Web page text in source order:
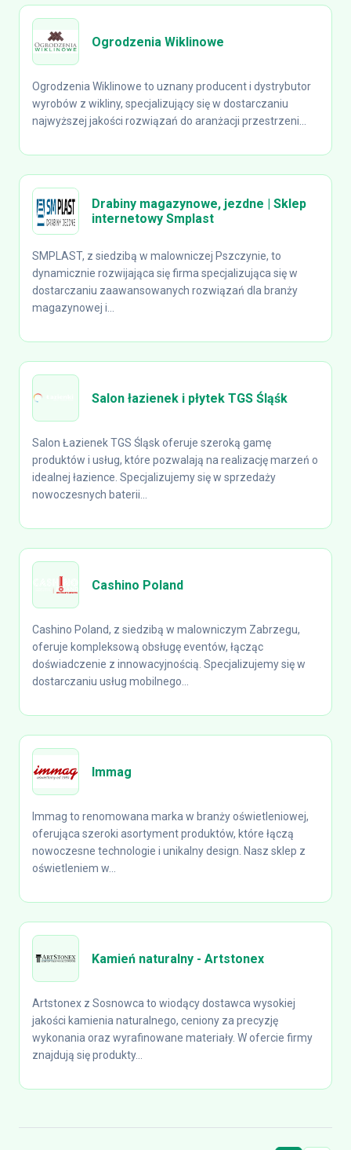
Ogrodzenia Wiklinowe
Ogrodzenia Wiklinowe to uznany producent i dystrybutor
wyrobów z wikliny, specjalizujący się w dostarczaniu
najwyższej jakości rozwiązań do aranżacji przestrzeni...
Drabiny magazynowe, jezdne | Sklep
internetowy Smplast
SMPLAST, z siedzibą w malowniczej Pszczynie, to
dynamicznie rozwijająca się firma specjalizująca się w
dostarczaniu zaawansowanych rozwiązań dla branży
magazynowej i...
Salon łazienek i płytek TGS Śląśk
Salon Łazienek TGS Śląsk oferuje szeroką gamę
produktów i usług, które pozwalają na realizację marzeń o
idealnej łazience. Specjalizujemy się w sprzedaży
nowoczesnych baterii...
Cashino Poland
Cashino Poland, z siedzibą w malowniczym Zabrzegu,
oferuje kompleksową obsługę eventów, łącząc
doświadczenie z innowacyjnością. Specjalizujemy się w
dostarczaniu usług mobilnego...
Immag
Immag to renomowana marka w branży oświetleniowej,
oferująca szeroki asortyment produktów, które łączą
nowoczesne technologie i unikalny design. Nasz sklep z
oświetleniem w...
Kamień naturalny - Artstonex
Artstonex z Sosnowca to wiodący dostawca wysokiej
jakości kamienia naturalnego, ceniony za precyzję
wykonania oraz wyrafinowane materiały. W ofercie firmy
znajdują się produkty...